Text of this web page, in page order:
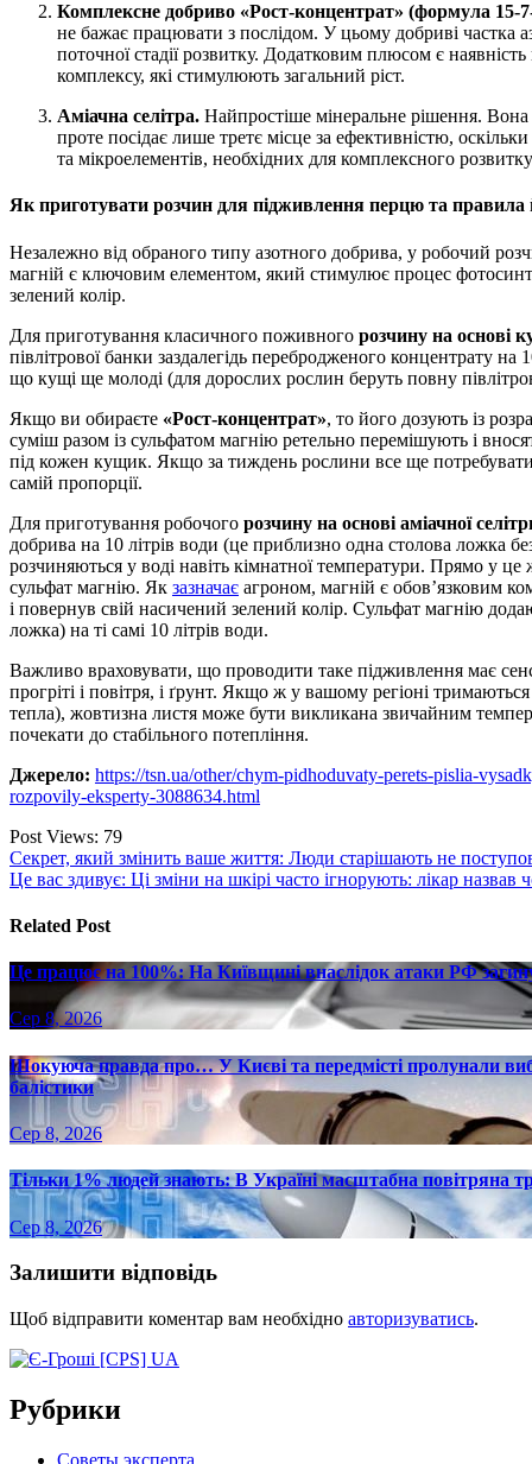
Комплексне добриво «Рост-концентрат» (формула 15-
не бажає працювати з послідом. У цьому добриві частка
поточної стадії розвитку. Додатковим плюсом є
комплексу, які стимулюють загальний ріст.
Аміачна селітра. Найпростіше мінеральне рішення. Вона
проте посідає лише третє місце за ефективністю,
та мікроелементів, необхідних для комплексного
Як приготувати розчин для підживлення перцю та правила
Незалежно від обраного типу азотного добрива, у робочий
магній є ключовим елементом, який стимулює процес
зелений колір.
Для приготування класичного поживного розчину на основі
півлітрової банки заздалегідь перебродженого концентрату
що кущі ще молоді (для дорослих рослин беруть повну
Якщо ви обираєте «Рост-концентрат», то його дозують із
суміш разом із сульфатом магнію ретельно перемішують і
під кожен кущик. Якщо за тиждень рослини все ще
самій пропорції.
Для приготування робочого розчину на основі аміачної
добрива на 10 літрів води (це приблизно одна столова ложка
розчиняються у воді навіть кімнатної температури. Прямо у
сульфат магнію. Як зазначає агроном, магній є обов’язковим
і повернув свій насичений зелений колір. Сульфат магнію
ложка) на ті самі 10 літрів води.
Важливо враховувати, що проводити таке підживлення має
прогріті і повітря, і ґрунт. Якщо ж у вашому регіоні
тепла), жовтизна листя може бути викликана звичайним
почекати до стабільного потепління.
Джерело: https://tsn.ua/other/chym-pidhoduvaty-perets-pislia-
rozpovily-eksperty-3088634.html
Post Views: 79
Навігація
записів
Секрет, який змінить ваше життя: Люди старішають не
Це вас здивує: Ці зміни на шкірі часто ігнорують: лікар
Related Post
Це працює на 100%: На Київщині внаслідок атаки РФ
Сер 8, 2026
Шокуюча правда про… У Києві та передмісті пролунали
балістики
Сер 8, 2026
Тільки 1% людей знають: В Україні масштабна повітряна
Сер 8, 2026
Залишити відповідь
Щоб відправити коментар вам необхідно авторизуватись.
Рубрики
Советы эксперта